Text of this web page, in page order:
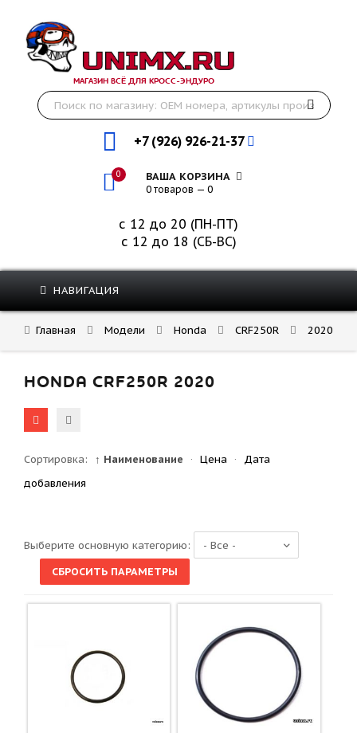
МАГАЗИН ВСЁ ДЛЯ КРОСС-ЭНДУРО
+7 (926) 926-21-37
0 ВАША КОРЗИНА
0 товаров — 0
с 12 до 20 (ПН-ПТ)
с 12 до 18 (СБ-ВС)
НАВИГАЦИЯ
Главная Модели Honda CRF250R 2020
HONDA CRF250R 2020
Сортировка: ↑ Наименование · Цена ·
Дата
добавления
Выберите основную категорию: